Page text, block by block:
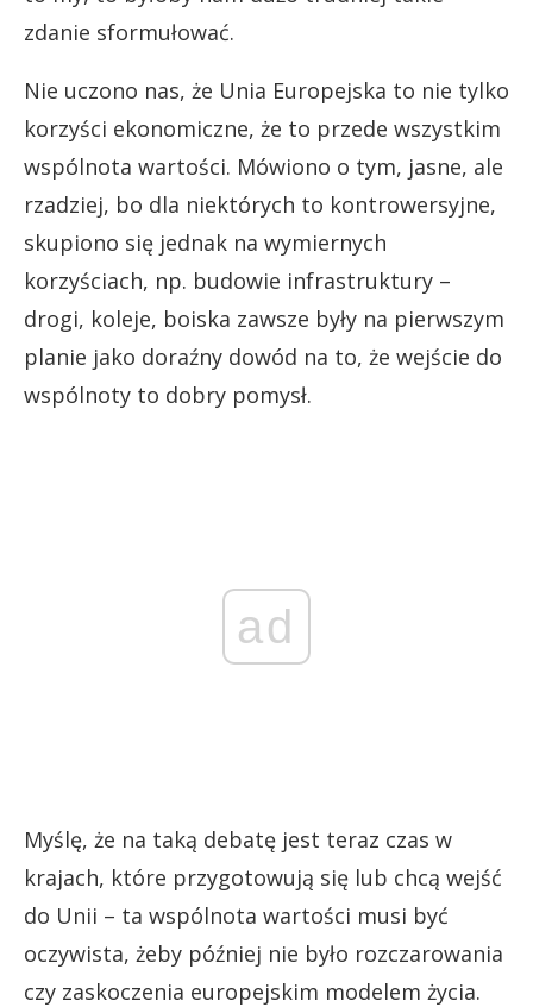
zdanie sformułować.
Nie uczono nas, że Unia Europejska to nie tylko
korzyści ekonomiczne, że to przede wszystkim
wspólnota wartości. Mówiono o tym, jasne, ale
rzadziej, bo dla niektórych to kontrowersyjne,
skupiono się jednak na wymiernych
korzyściach, np. budowie infrastruktury –
drogi, koleje, boiska zawsze były na pierwszym
planie jako doraźny dowód na to, że wejście do
wspólnoty to dobry pomysł.
ad
Myślę, że na taką debatę jest teraz czas w
krajach, które przygotowują się lub chcą wejść
do Unii – ta wspólnota wartości musi być
oczywista, żeby później nie było rozczarowania
czy zaskoczenia europejskim modelem życia.